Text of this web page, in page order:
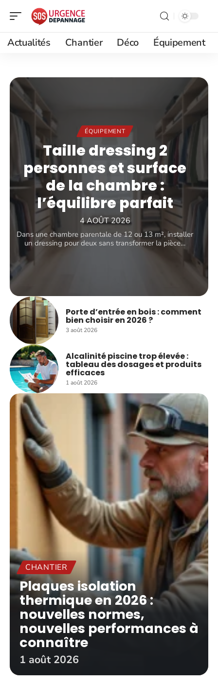
Actualités Chantier Déco Équipement
ÉQUIPEMENT
Taille dressing 2
personnes et surface
de la chambre :
l’équilibre parfait
4 AOÛT 2026
Dans une chambre parentale de 12 ou 13 m², installer
un dressing pour deux sans transformer la pièce…
Porte d’entrée en bois : comment
bien choisir en 2026 ?
3 août 2026
Alcalinité piscine trop élevée :
tableau des dosages et produits
efficaces
1 août 2026
CHANTIER
Plaques isolation
thermique en 2026 :
nouvelles normes,
nouvelles performances à
connaître
1 août 2026